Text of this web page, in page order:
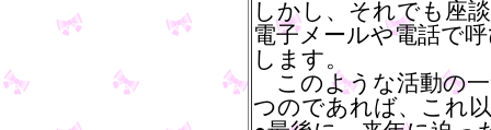
しかし、それでも座
電子メールや電話で
します。
このような活動の
つのであれば、これ